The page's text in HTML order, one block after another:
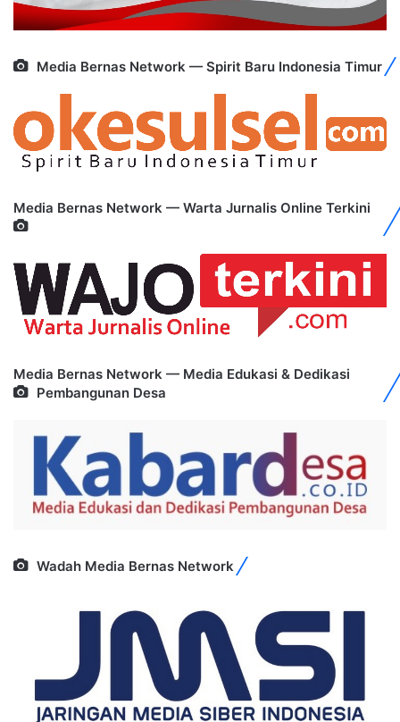
Media Bernas Network — Spirit Baru Indonesia Timur
Media Bernas Network — Warta Jurnalis Online Terkini
Media Bernas Network — Media Edukasi & Dedikasi
Pembangunan Desa
Wadah Media Bernas Network